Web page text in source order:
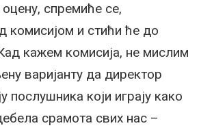
спремиће се,
комисијом и стићи ће до
кажем комисија, не мислим
варијанту да директор
послушника који играју како
срамота свих нас –